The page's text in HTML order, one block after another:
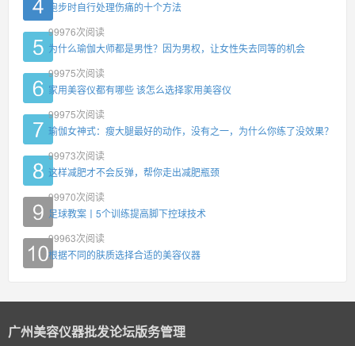
跑步时自行处理伤痛的十个方法
99976次阅读
为什么瑜伽大师都是男性？因为男权，让女性失去同等的机会
99975次阅读
家用美容仪都有哪些 该怎么选择家用美容仪
99975次阅读
瑜伽女神式：瘦大腿最好的动作，没有之一，为什么你练了没效果？
99973次阅读
这样减肥才不会反弹，帮你走出减肥瓶颈
99970次阅读
足球教案丨5个训练提高脚下控球技术
99963次阅读
根据不同的肤质选择合适的美容仪器
广州美容仪器批发论坛版务管理